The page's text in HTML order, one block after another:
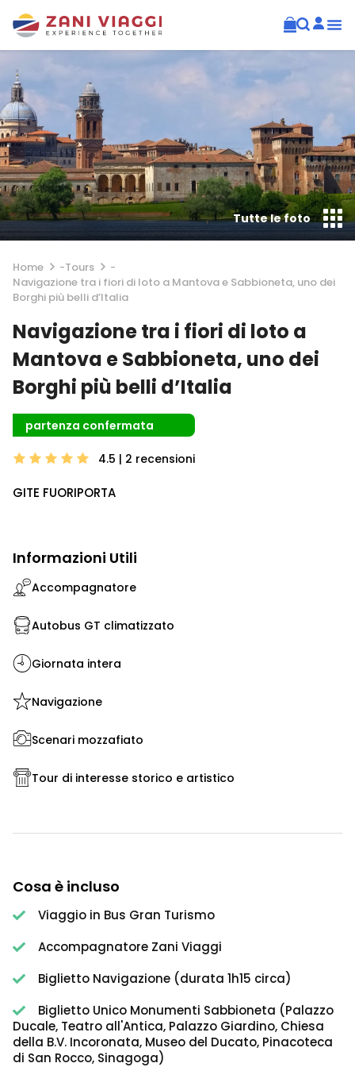
Home -Tours
-
Navigazione tra i fiori di loto a Mantova e Sabbioneta, uno dei
Borghi più belli d’Italia
Navigazione tra i fiori di loto a
Mantova e Sabbioneta, uno dei
Borghi più belli d’Italia
partenza confermata
4.5 | 2 recensioni
GITE FUORIPORTA
Tutte le foto
Informazioni Utili
Accompagnatore
Autobus GT climatizzato
Giornata intera
Navigazione
Scenari mozzafiato
Tour di interesse storico e artistico
Cosa è incluso
Viaggio in Bus Gran Turismo
Accompagnatore Zani Viaggi
Biglietto Navigazione (durata 1h15 circa)
Biglietto Unico Monumenti Sabbioneta (Palazzo
Ducale, Teatro all'Antica, Palazzo Giardino, Chiesa
della B.V. Incoronata, Museo del Ducato, Pinacoteca
di San Rocco, Sinagoga)